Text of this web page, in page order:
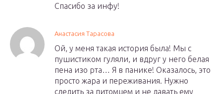
Спасибо за инфу!
Анастасия Тарасова
Ой, у меня такая история была! Мы с
пушистиком гуляли, и вдруг у него белая
пена изо рта… Я в панике! Оказалось, это
просто жара и переживания. Нужно
следить за питомцем и не давать ему